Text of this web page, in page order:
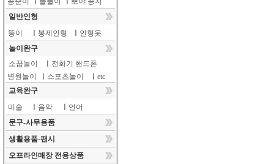
일반인형
뚱이
봉제인형
인형옷
놀이완구
소꿉놀이
전화기 핸드폰
병원놀이
스포츠놀이
etc
교육완구
미술
음악
언어
문구-사무용품
생활용품-팬시
오프라인매장 전용상품